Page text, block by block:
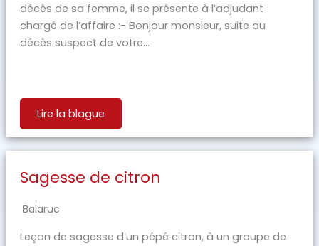
décès de sa femme, il se présente à l’adjudant
chargé de l’affaire :- Bonjour monsieur, suite au
décès suspect de votre...
Lire la blague
Sagesse de citron
Balaruc
Leçon de sagesse d’un pépé citron, à un groupe de